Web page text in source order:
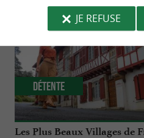
Les Plus Beaux Villages de
Détente
JE REFUSE